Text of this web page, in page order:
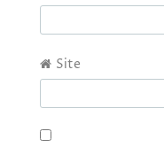
Site